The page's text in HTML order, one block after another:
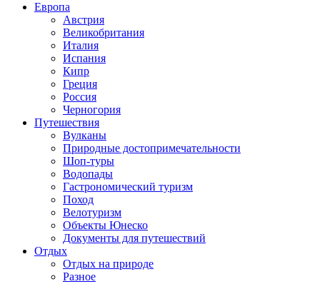
Европа
Австрия
Великобритания
Италия
Испания
Кипр
Греция
Россия
Черногория
Путешествия
Вулканы
Природные достопримечательности
Шоп-туры
Водопады
Гастрономический туризм
Поход
Велотуризм
Объекты Юнеско
Документы для путешествий
Отдых
Отдых на природе
Разное